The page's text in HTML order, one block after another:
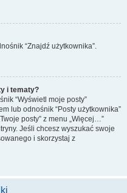
“Znajdź użytkownika”.
i tematy?
“Wyświetl moje posty”
lub odnośnik “Posty użytkownika”
posty” z menu „Więcej…”
Jeśli chcesz wyszukać swoje
i skorzystaj z